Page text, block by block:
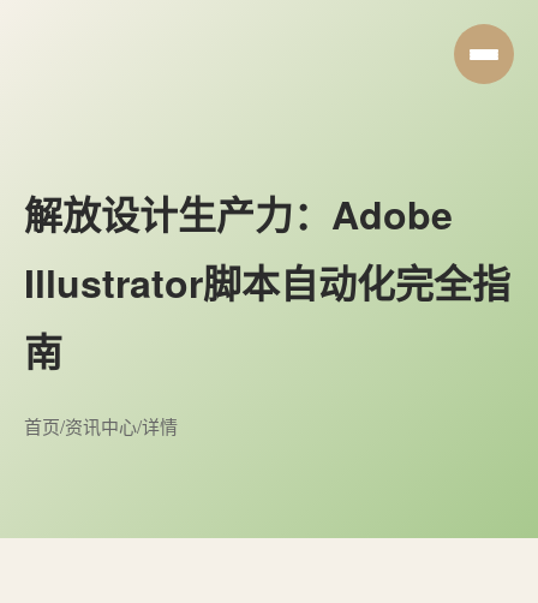
解放设计生产力：Adobe
Illustrator脚本自动化完全指
南
首页/资讯中心/详情